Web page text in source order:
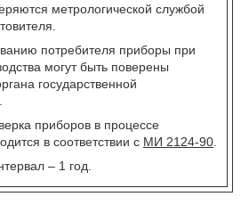
метрологической службой
потребителя приборы при
могут быть поверены
государственной
приборов в процессе
в соответствии с МИ 2124-90
– 1 год.